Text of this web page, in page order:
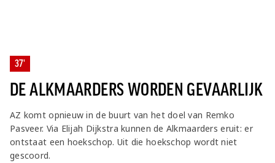
37'
DE ALKMAARDERS WORDEN GEVAARLIJK
AZ komt opnieuw in de buurt van het doel van Remko
Pasveer. Via Elijah Dijkstra kunnen de Alkmaarders eruit: er
ontstaat een hoekschop. Uit die hoekschop wordt niet
gescoord.